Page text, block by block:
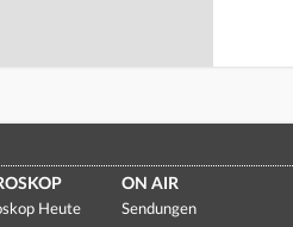
Heute
ON AIR
Sendungen